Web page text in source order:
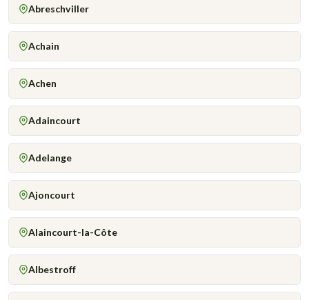
Abreschviller
Achain
Achen
Adaincourt
Adelange
Ajoncourt
Alaincourt-la-Côte
Albestroff